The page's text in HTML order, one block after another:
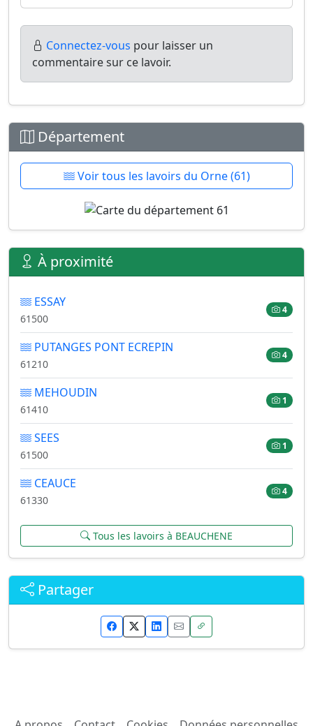
Connectez-vous pour laisser un
commentaire sur ce lavoir.
Département
Voir tous les lavoirs du Orne (61)
À proximité
ESSAY
61500
4
PUTANGES PONT ECREPIN
61210
4
MEHOUDIN
61410
1
SEES
61500
1
CEAUCE
61330
4
Tous les lavoirs à BEAUCHENE
Partager